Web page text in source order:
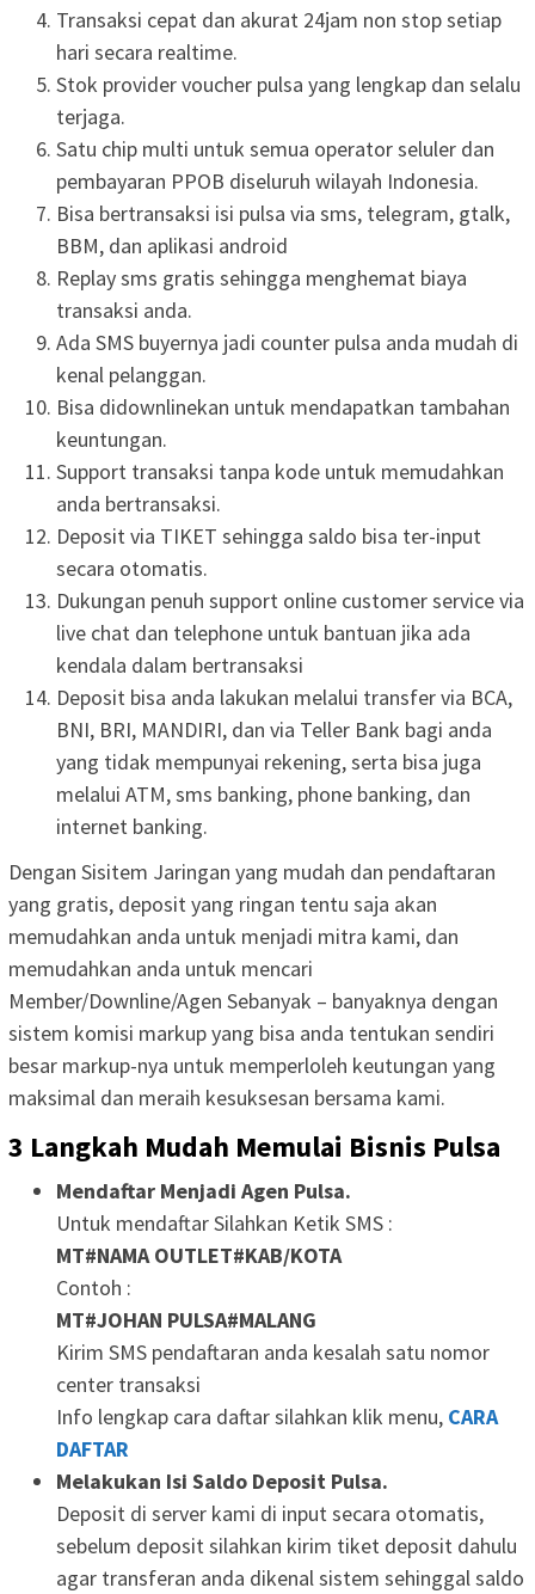
Transaksi cepat dan akurat 24jam non stop setiap
hari secara realtime.
Stok provider voucher pulsa yang lengkap dan selalu
terjaga.
Satu chip multi untuk semua operator seluler dan
pembayaran PPOB diseluruh wilayah Indonesia.
Bisa bertransaksi isi pulsa via sms, telegram, gtalk,
BBM, dan aplikasi android
Replay sms gratis sehingga menghemat biaya
transaksi anda.
Ada SMS buyernya jadi counter pulsa anda mudah di
kenal pelanggan.
Bisa didownlinekan untuk mendapatkan tambahan
keuntungan.
Support transaksi tanpa kode untuk memudahkan
anda bertransaksi.
Deposit via TIKET sehingga saldo bisa ter-input
secara otomatis.
Dukungan penuh support online customer service via
live chat dan telephone untuk bantuan jika ada
kendala dalam bertransaksi
Deposit bisa anda lakukan melalui transfer via BCA,
BNI, BRI, MANDIRI, dan via Teller Bank bagi anda
yang tidak mempunyai rekening, serta bisa juga
melalui ATM, sms banking, phone banking, dan
internet banking.
Dengan Sisitem Jaringan yang mudah dan pendaftaran
yang gratis, deposit yang ringan tentu saja akan
memudahkan anda untuk menjadi mitra kami, dan
memudahkan anda untuk mencari
Member/Downline/Agen Sebanyak – banyaknya dengan
sistem komisi markup yang bisa anda tentukan sendiri
besar markup-nya untuk memperloleh keutungan yang
maksimal dan meraih kesuksesan bersama kami.
3 Langkah Mudah Memulai Bisnis Pulsa
Mendaftar Menjadi Agen Pulsa.
Untuk mendaftar Silahkan Ketik SMS :
MT#NAMA OUTLET#KAB/KOTA
Contoh :
MT#JOHAN PULSA#MALANG
Kirim SMS pendaftaran anda kesalah satu nomor
center transaksi
Info lengkap cara daftar silahkan klik menu, CARA
DAFTAR
Melakukan Isi Saldo Deposit Pulsa.
Deposit di server kami di input secara otomatis,
sebelum deposit silahkan kirim tiket deposit dahulu
agar transferan anda dikenal sistem sehinggal saldo